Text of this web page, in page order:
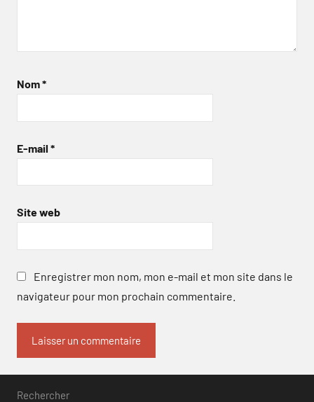
Nom*
E-mail *
Site web
Enregistrer mon nom, mon e-mail et mon site dans le
navigateur pour mon prochain commentaire.
Rechercher